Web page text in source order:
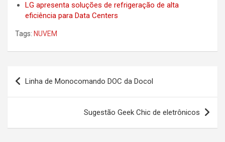
LG apresenta soluções de refrigeração de alta
eficiência para Data Centers
Tags: NUVEM
Post
navigation
Linha de Monocomando DOC da Docol
Sugestão Geek Chic de eletrônicos